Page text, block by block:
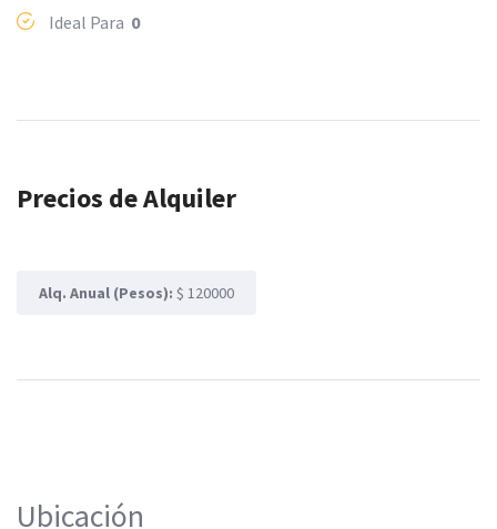
Ideal Para 0
Precios de Alquiler
Alq. Anual (Pesos): $ 120000
Ubicación